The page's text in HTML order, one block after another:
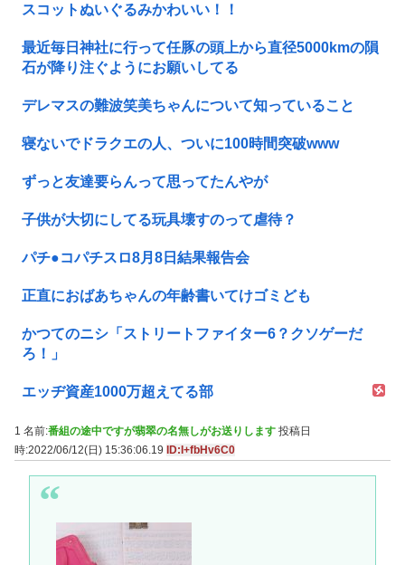
スコットぬいぐるみかわいい！！
最近毎日神社に行って任豚の頭上から直径5000kmの隕
石が降り注ぐようにお願いしてる
デレマスの難波笑美ちゃんについて知っていること
寝ないでドラクエの人、ついに100時間突破www
ずっと友達要らんって思ってたんやが
子供が大切にしてる玩具壊すのって虐待？
パチ●コパチスロ8月8日結果報告会
正直におばあちゃんの年齢書いてけゴミども
かつてのニシ「ストリートファイター6？クソゲーだ
ろ！」
エッヂ資産1000万超えてる部
1 名前:番組の途中ですが翡翠の名無しがお送りします 投稿日
時:2022/06/12(日) 15:36:06.19
ID:I+fbHv6C0